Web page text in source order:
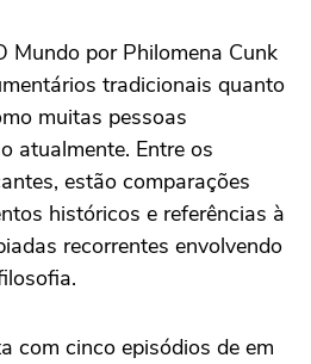
Mundo por Philomena Cunk
tradicionais quanto
muitas pessoas
atualmente. Entre os
estão comparações
históricos e referências à
recorrentes envolvendo
com cinco episódios de em